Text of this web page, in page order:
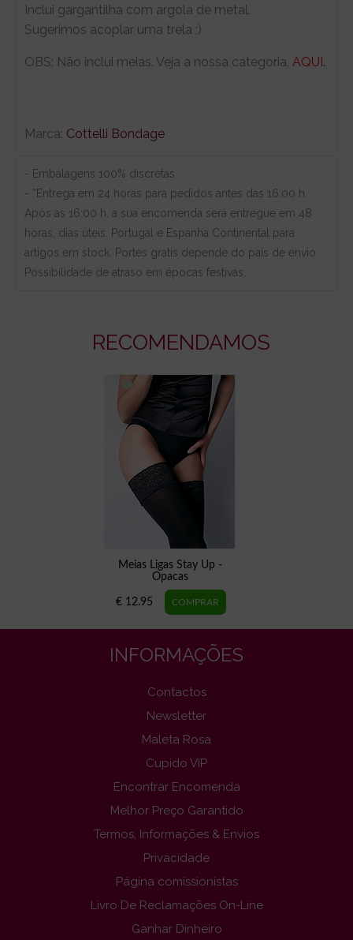
Inclui gargantilha com argola de metal.
Sugerimos acoplar uma trela ;)
OBS: Não inclui meias. Veja a nossa categoria, AQUI.
Marca: Cottelli Bondage
- Embalagens 100% discretas
- *Entrega em 24 horas para pedidos antes das 16:00 h.
Após as 16:00 h, a sua encomenda será entregue em 48
horas, dias úteis. Portugal e Espanha Continental para
artigos em stock. Portes gratis depende do país de envio.
Possibilidade de atraso em épocas festivas.
RECOMENDAMOS
Meias Ligas Stay Up -
Opacas
€ 12.95
INFORMAÇÕES
Contactos
Newsletter
Maleta Rosa
Cupido VIP
Encontrar Encomenda
Melhor Preço Garantido
Termos, Informações & Envios
Privacidade
Página comissionistas
Livro De Reclamações On-Line
Ganhar Dinheiro